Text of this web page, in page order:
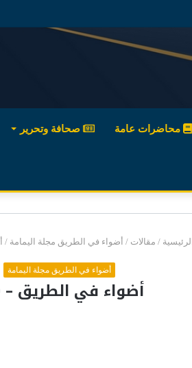
محاضرات عامة صحافة وتحرير
الرئيسية / مقالات / أضواء في الطريق مجلة اليمامة /
أضواء في الطريق مجلة اليمامة
أضواء في الطريق – 480